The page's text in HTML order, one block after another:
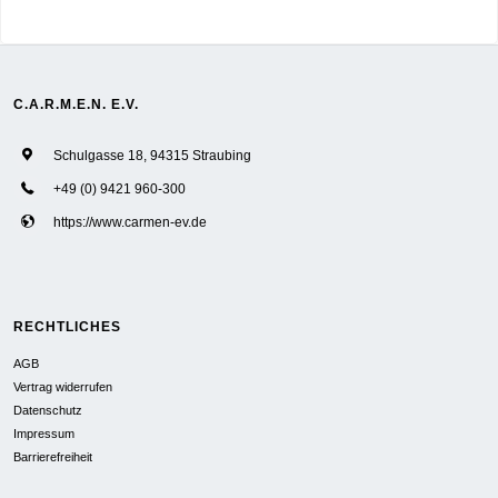
C.A.R.M.E.N. E.V.
Schulgasse 18, 94315 Straubing
+49 (0) 9421 960-300
https://www.carmen-ev.de
RECHTLICHES
AGB
Vertrag widerrufen
Datenschutz
Impressum
Barrierefreiheit